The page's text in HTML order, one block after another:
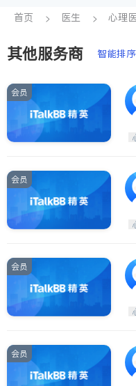
银行贷款
建筑装修
家庭医生
North York
Brampton
Kitchener
Stouffville
Waterloo
Oshawa
Pickering
Port Perry
首页 医生 心理
其他服务商 智能排序
会员
会员
会员
会员